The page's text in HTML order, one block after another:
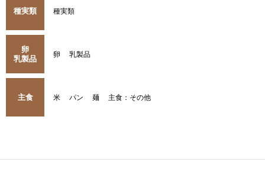
種実類 種実類
卵
乳製品
卵 乳製品
主食 米 パン 麺 主食：その他